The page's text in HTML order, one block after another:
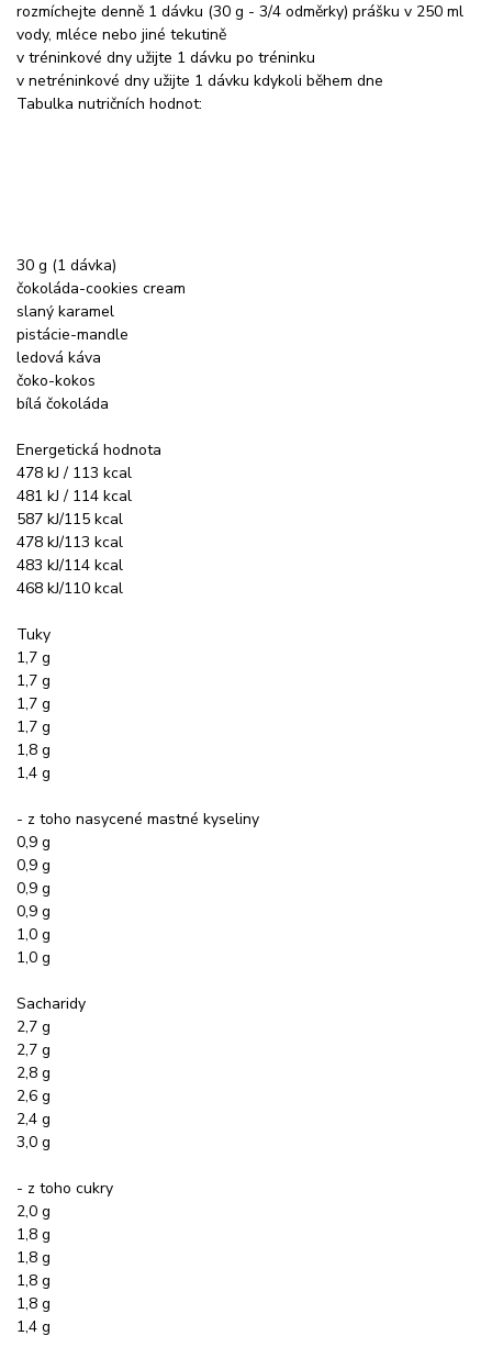
rozmíchejte denně 1 dávku (30 g - 3/4 odměrky) prášku v 250 ml
vody, mléce nebo jiné tekutině
v tréninkové dny užijte 1 dávku po tréninku
v netréninkové dny užijte 1 dávku kdykoli během dne
Tabulka nutričních hodnot:
30 g (1 dávka)
čokoláda-cookies cream
slaný karamel
pistácie-mandle
ledová káva
čoko-kokos
bílá čokoláda
Energetická hodnota
478 kJ / 113 kcal
481 kJ / 114 kcal
587 kJ/115 kcal
478 kJ/113 kcal
483 kJ/114 kcal
468 kJ/110 kcal
Tuky
1,7 g
1,7 g
1,7 g
1,7 g
1,8 g
1,4 g
- z toho nasycené mastné kyseliny
0,9 g
0,9 g
0,9 g
0,9 g
1,0 g
1,0 g
Sacharidy
2,7 g
2,7 g
2,8 g
2,6 g
2,4 g
3,0 g
- z toho cukry
2,0 g
1,8 g
1,8 g
1,8 g
1,8 g
1,4 g